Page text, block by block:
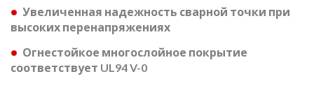
Увеличенная надежность сварной точки при
высоких перенапряжениях
Огнестойкое многослойное покрытие
соответствует UL94 V-0